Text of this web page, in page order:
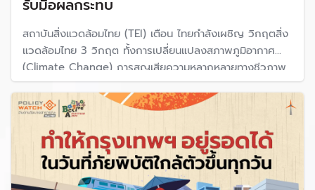
รับมือผลกระทบ
สถาบันสิ่งแวดล้อมไทย (TEI) เตือน ไทยกำลังเผชิญ วิกฤตสิ่ง
แวดล้อมไทย 3 วิกฤต ทั้งการเปลี่ยนแปลงสภาพภูมิอากาศ
(Climate Change) การสูญเสียความหลากหลายทางชีวภาพ
(Biodiversity Collapse) และ มลพิษ (Pollution) ขณะที่
ห่วงวิกฤตพังงาน ลดความสำคัญปัญหาสิ่งแวดล้อมทำให้โลก
หันไปใช้ถ่านหิน